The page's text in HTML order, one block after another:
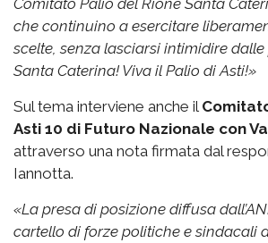
che continuino a esercitare
scelte, senza lasciarsi intimidire
Santa Caterina! Viva il Palio di Asti!»
Sul tema interviene anche il
Asti 10 di Futuro Nazionale con
attraverso una nota firmata dal
Iannotta.
«La presa di posizione diffusa
cartello di forze politiche e sindacali